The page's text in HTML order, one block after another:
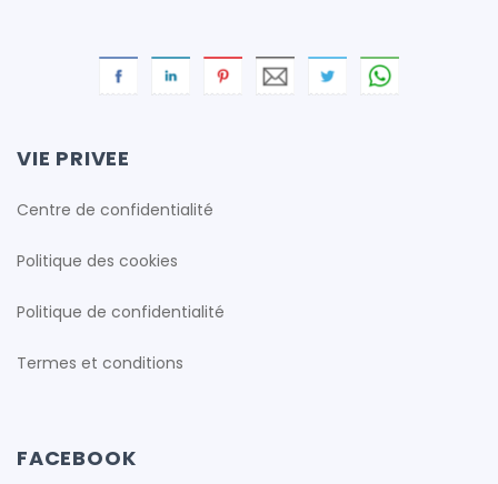
VIE PRIVEE
Centre de confidentialité
Politique des cookies
Politique de confidentialité
Termes et conditions
FACEBOOK